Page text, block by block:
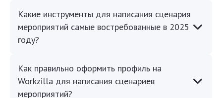
Какие инструменты для написания сценария
мероприятий самые востребованные в 2025
году?
Как правильно оформить профиль на
Workzilla для написания сценариев
мероприятий?